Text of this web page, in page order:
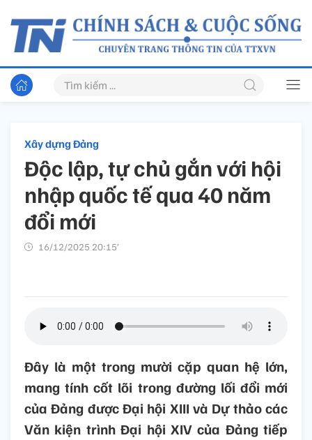
Xây dựng Đảng
Độc lập, tự chủ gắn với hội
nhập quốc tế qua 40 năm
đổi mới
16/12/2025 20:15’
Đây là một trong mười cặp quan hệ lớn,
mang tính cốt lõi trong đường lối đổi mới
của Đảng được Đại hội XIII và Dự thảo các
Văn kiện trình Đại hội XIV của Đảng tiếp